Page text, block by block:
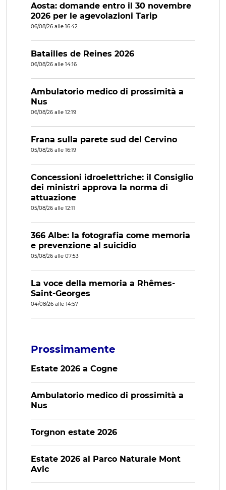
Aosta: domande entro il 30 novembre
2026 per le agevolazioni Tarip
06/08/26 alle 16:42
Batailles de Reines 2026
06/08/26 alle 14:16
Ambulatorio medico di prossimità a
Nus
06/08/26 alle 12:19
Frana sulla parete sud del Cervino
05/08/26 alle 16:19
Concessioni idroelettriche: il Consiglio
dei ministri approva la norma di
attuazione
05/08/26 alle 12:11
366 Albe: la fotografia come memoria
e prevenzione al suicidio
05/08/26 alle 07:53
La voce della memoria a Rhêmes-
Saint-Georges
04/08/26 alle 14:57
Prossimamente
Estate 2026 a Cogne
Ambulatorio medico di prossimità a
Nus
Torgnon estate 2026
Estate 2026 al Parco Naturale Mont
Avic